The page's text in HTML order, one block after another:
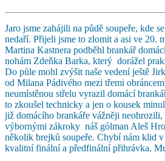
Jaro jsme zahájili na půdě soupeře, kde
nedaří. Přijeli jsme to zlomit a asi ve 20.
Martina Kastnera podběhl brankář
nohám Zdeňka Barka, který dorážel
Do půle mohl zvýšit naše vedení ještě
od Milana Pádivého mezi třemi
neumístěnou střelu vyrazil domácí
to zkoušel technicky a jen o kousek
již domácího brankáře vážněji
výbornými zákroky náš gólman Aleš
několik brejků soupeře. Chybí nám klid
kvalitní finální a předfinální přihrávka.